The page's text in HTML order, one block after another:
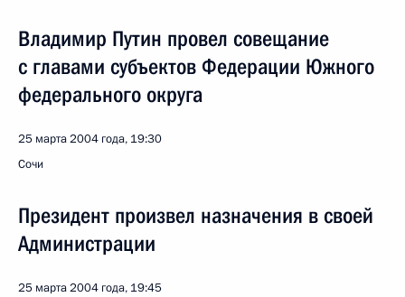
Владимир Путин провел совещание
с главами субъектов Федерации Южного
федерального округа
25 марта 2004 года, 19:30
Сочи
Президент произвел назначения в своей
Администрации
25 марта 2004 года, 19:45